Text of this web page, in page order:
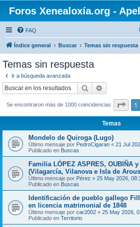
Foros Xenealoxía.org -
FAQ
Índice general Buscar Temas sin respuesta
Temas sin respuesta
Ir a búsqueda avanzada
Buscar
Se encontraron más de 1000 coincidencias 1
Temas
Mondelo de Quiroga (Lugo)
Último mensaje por PedroCigaran « 21 Jul
Publicado en Buscas
Familia LÓPEZ ASPRES, OUBIÑA
(Vilagarcía, Vilanova e Isla de
Último mensaje por Pérez « 25 May 2026,
Publicado en Buscas
Identificación de pueblo gallego
en licencia matrimonial de 1848
Último mensaje por car2002 « 25 May 2026,
Publicado en Territorio